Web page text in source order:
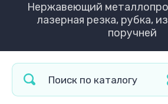
Нержавеющий
лазерная резка, рубка,
поручней